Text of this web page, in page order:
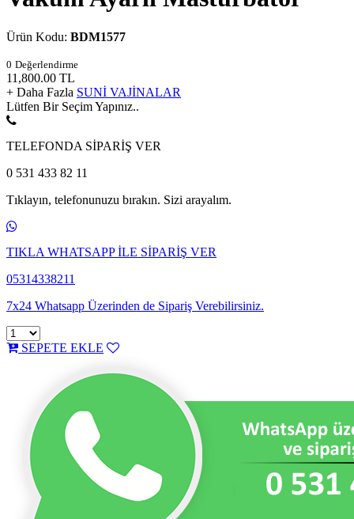
Ürün Kodu: BDM1577
0 Değerlendirme
11,800.00 TL
+ Daha Fazla SUNİ VAJİNALAR
Lütfen Bir Seçim Yapınız..
TELEFONDA SİPARİŞ VER
0 531 433 82 11
Tıklayın, telefonunuzu bırakın. Sizi arayalım.
TIKLA WHATSAPP İLE SİPARİŞ VER
05314338211
7x24 Whatsapp Üzerinden de Sipariş Verebilirsiniz.
SEPETE EKLE